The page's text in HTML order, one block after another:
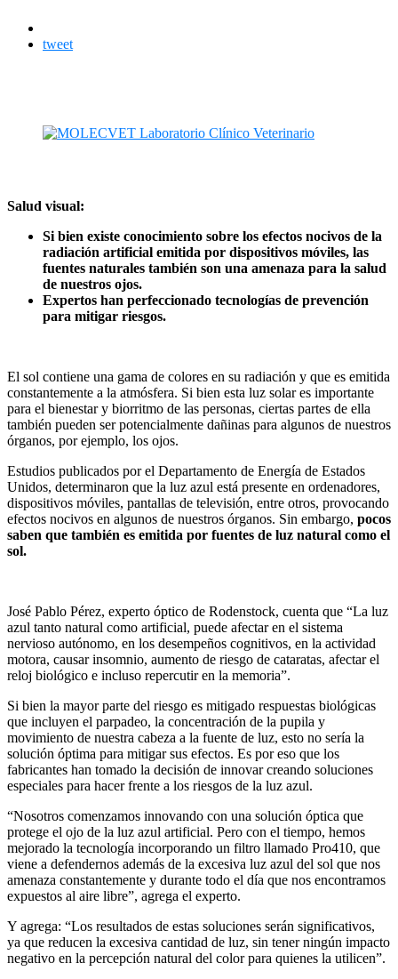
tweet
Salud visual:
Si bien existe conocimiento sobre los efectos nocivos de la
radiación artificial emitida por dispositivos móviles, las
fuentes naturales también son una amenaza para la salud
de nuestros ojos.
Expertos han perfeccionado tecnologías de prevención
para mitigar riesgos.
El sol contiene una gama de colores en su radiación y que es emitida
constantemente a la atmósfera. Si bien esta luz solar es importante
para el bienestar y biorritmo de las personas, ciertas partes de ella
también pueden ser potencialmente dañinas para algunos de nuestros
órganos, por ejemplo, los ojos.
Estudios publicados por el Departamento de Energía de Estados
Unidos, determinaron que la luz azul está presente en ordenadores,
dispositivos móviles, pantallas de televisión, entre otros, provocando
efectos nocivos en algunos de nuestros órganos. Sin embargo, pocos
saben que también es emitida por fuentes de luz natural como el
sol.
José Pablo Pérez, experto óptico de Rodenstock, cuenta que “La luz
azul tanto natural como artificial, puede afectar en el sistema
nervioso autónomo, en los desempeños cognitivos, en la actividad
motora, causar insomnio, aumento de riesgo de cataratas, afectar el
reloj biológico e incluso repercutir en la memoria”.
Si bien la mayor parte del riesgo es mitigado respuestas biológicas
que incluyen el parpadeo, la concentración de la pupila y
movimiento de nuestra cabeza a la fuente de luz, esto no sería la
solución óptima para mitigar sus efectos. Es por eso que los
fabricantes han tomado la decisión de innovar creando soluciones
especiales para hacer frente a los riesgos de la luz azul.
“Nosotros comenzamos innovando con una solución óptica que
protege el ojo de la luz azul artificial. Pero con el tiempo, hemos
mejorado la tecnología incorporando un filtro llamado Pro410, que
viene a defendernos además de la excesiva luz azul del sol que nos
amenaza constantemente y durante todo el día que nos encontramos
expuestos al aire libre”, agrega el experto.
Y agrega: “Los resultados de estas soluciones serán significativos,
ya que reducen la excesiva cantidad de luz, sin tener ningún impacto
negativo en la percepción natural del color para quienes la utilicen”.